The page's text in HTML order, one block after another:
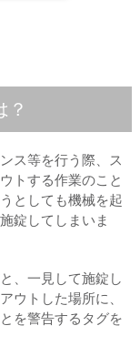
？
ス等を行う際、ス
トする作業のこと
としても機械を起
錠してしまいま
、一見して施錠し
ウトした場所に、
を警告するタグを